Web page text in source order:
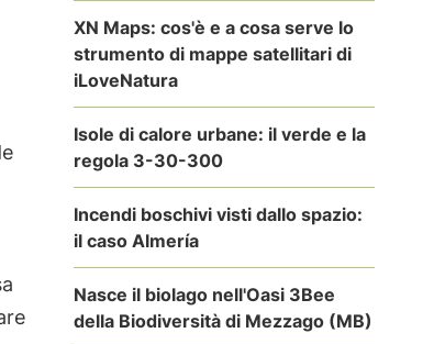
XN Maps: cos'è e a cosa serve lo
strumento di mappe satellitari di
iLoveNatura
Isole di calore urbane: il verde e la
regola 3-30-300
Incendi boschivi visti dallo spazio:
il caso Almería
Nasce il biolago nell'Oasi 3Bee
della Biodiversità di Mezzago (MB)